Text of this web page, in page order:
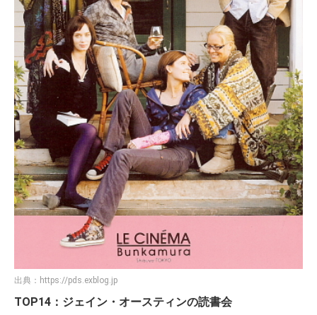
出典： https://pds.exblog.jp
TOP14：ジェイン・オースティンの読書会